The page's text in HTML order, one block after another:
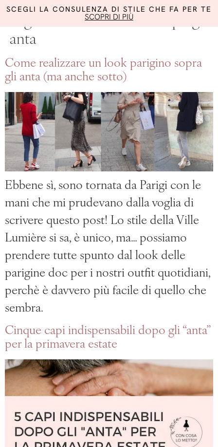
SCEGLI LA CONSULENZA DI STILE CHE FA PER TE
SCOPRI DI PIÙ
come vestire bene dopo gli
anta
Come realizzare un look parigino sopra
gli anta (ma anche sotto)
Ebbene sì, sono tornata da Parigi con le
mani che mi prudevano dalla voglia di
scrivere questo post! Lo stile della Ville
Lumière si sa, è unico, ma… possiamo
prendere tutte spunto dal look delle
parigine doc per i nostri outfit quotidiani,
perchè è davvero più facile di quello che
sembra.
Cinque capi indispensabili dopo gli “anta”
per la primavera estate